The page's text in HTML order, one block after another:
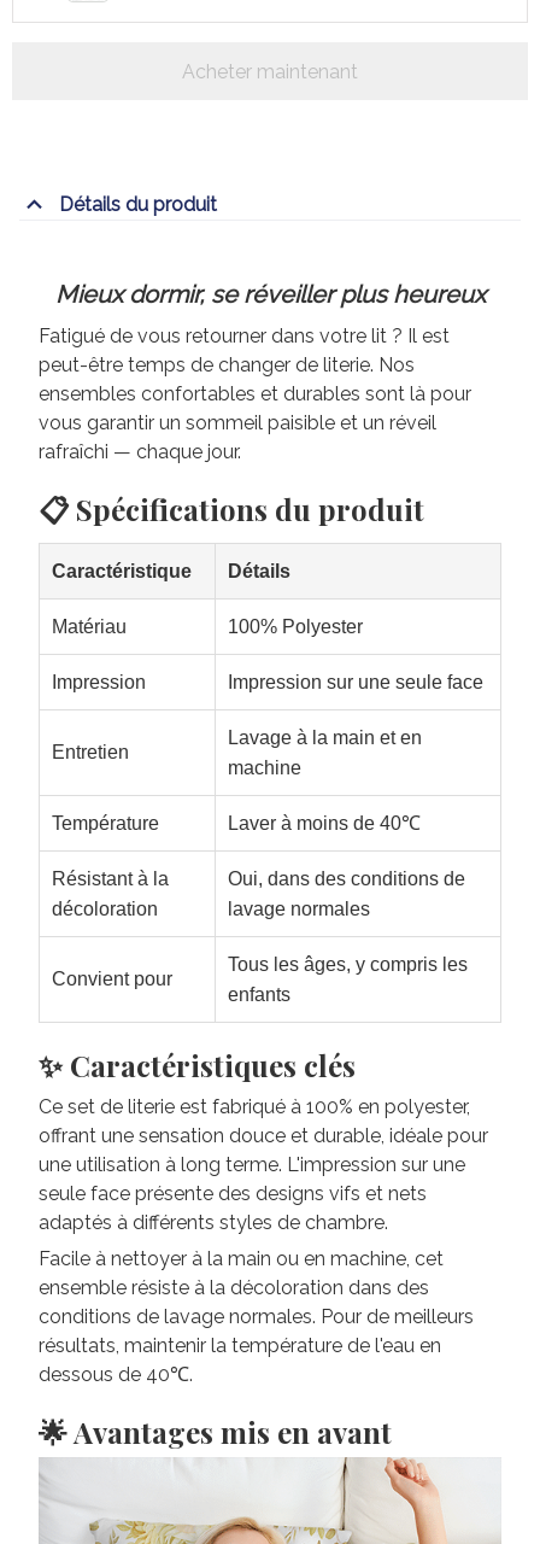
Acheter maintenant
Détails du produit
Mieux dormir, se réveiller plus heureux
Fatigué de vous retourner dans votre lit ? Il est
peut-être temps de changer de literie. Nos
ensembles confortables et durables sont là pour
vous garantir un sommeil paisible et un réveil
rafraîchi — chaque jour.
📋 Spécifications du produit
Caractéristique Détails
Matériau 100% Polyester
Impression Impression sur une seule face
Entretien
Lavage à la main et en
machine
Température Laver à moins de 40℃
Résistant à la
décoloration
Oui, dans des conditions de
lavage normales
Convient pour
Tous les âges, y compris les
enfants
✨ Caractéristiques clés
Ce set de literie est fabriqué à 100% en polyester,
offrant une sensation douce et durable, idéale pour
une utilisation à long terme. L'impression sur une
seule face présente des designs vifs et nets
adaptés à différents styles de chambre.
Facile à nettoyer à la main ou en machine, cet
ensemble résiste à la décoloration dans des
conditions de lavage normales. Pour de meilleurs
résultats, maintenir la température de l'eau en
dessous de 40℃.
🌟 Avantages mis en avant